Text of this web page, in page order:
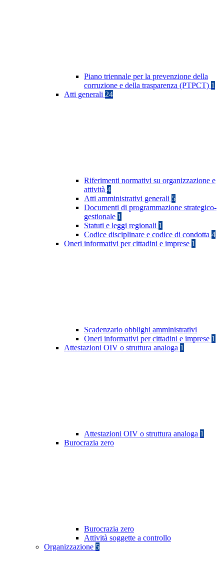
Piano triennale per la prevenzione della
corruzione e della trasparenza (PTPCT) 1
Atti generali 24
Riferimenti normativi su organizzazione e
attività 4
Atti amministrativi generali 5
Documenti di programmazione strategico-
gestionale 1
Statuti e leggi regionali 1
Codice disciplinare e codice di condotta 4
Oneri informativi per cittadini e imprese 1
Scadenzario obblighi amministrativi
Oneri informativi per cittadini e imprese 1
Attestazioni OIV o struttura analoga 1
Attestazioni OIV o struttura analoga 1
Burocrazia zero
Burocrazia zero
Attività soggette a controllo
Organizzazione 5